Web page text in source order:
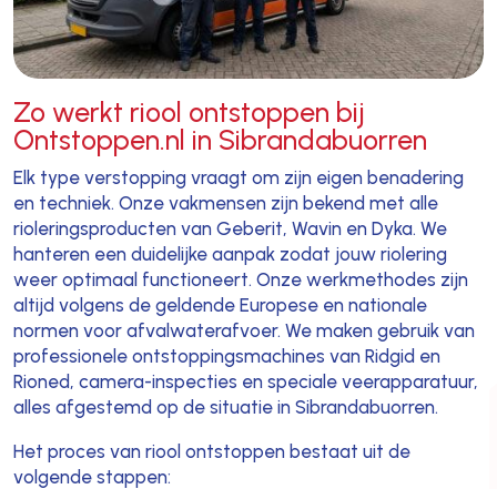
Zo werkt riool ontstoppen bij
Ontstoppen.nl in Sibrandabuorren
Elk type verstopping vraagt om zijn eigen benadering
en techniek. Onze vakmensen zijn bekend met alle
rioleringsproducten van Geberit, Wavin en Dyka. We
hanteren een duidelijke aanpak zodat jouw riolering
weer optimaal functioneert. Onze werkmethodes zijn
altijd volgens de geldende Europese en nationale
normen voor afvalwaterafvoer. We maken gebruik van
professionele ontstoppingsmachines van Ridgid en
Rioned, camera-inspecties en speciale veerapparatuur,
alles afgestemd op de situatie in Sibrandabuorren.
Het proces van riool ontstoppen bestaat uit de
volgende stappen: